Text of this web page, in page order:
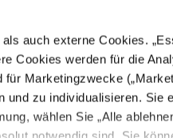
auch externe Cookies.
Cookies werden für die
Marketingzwecke
zu individualisieren. Sie
wählen Sie „Alle